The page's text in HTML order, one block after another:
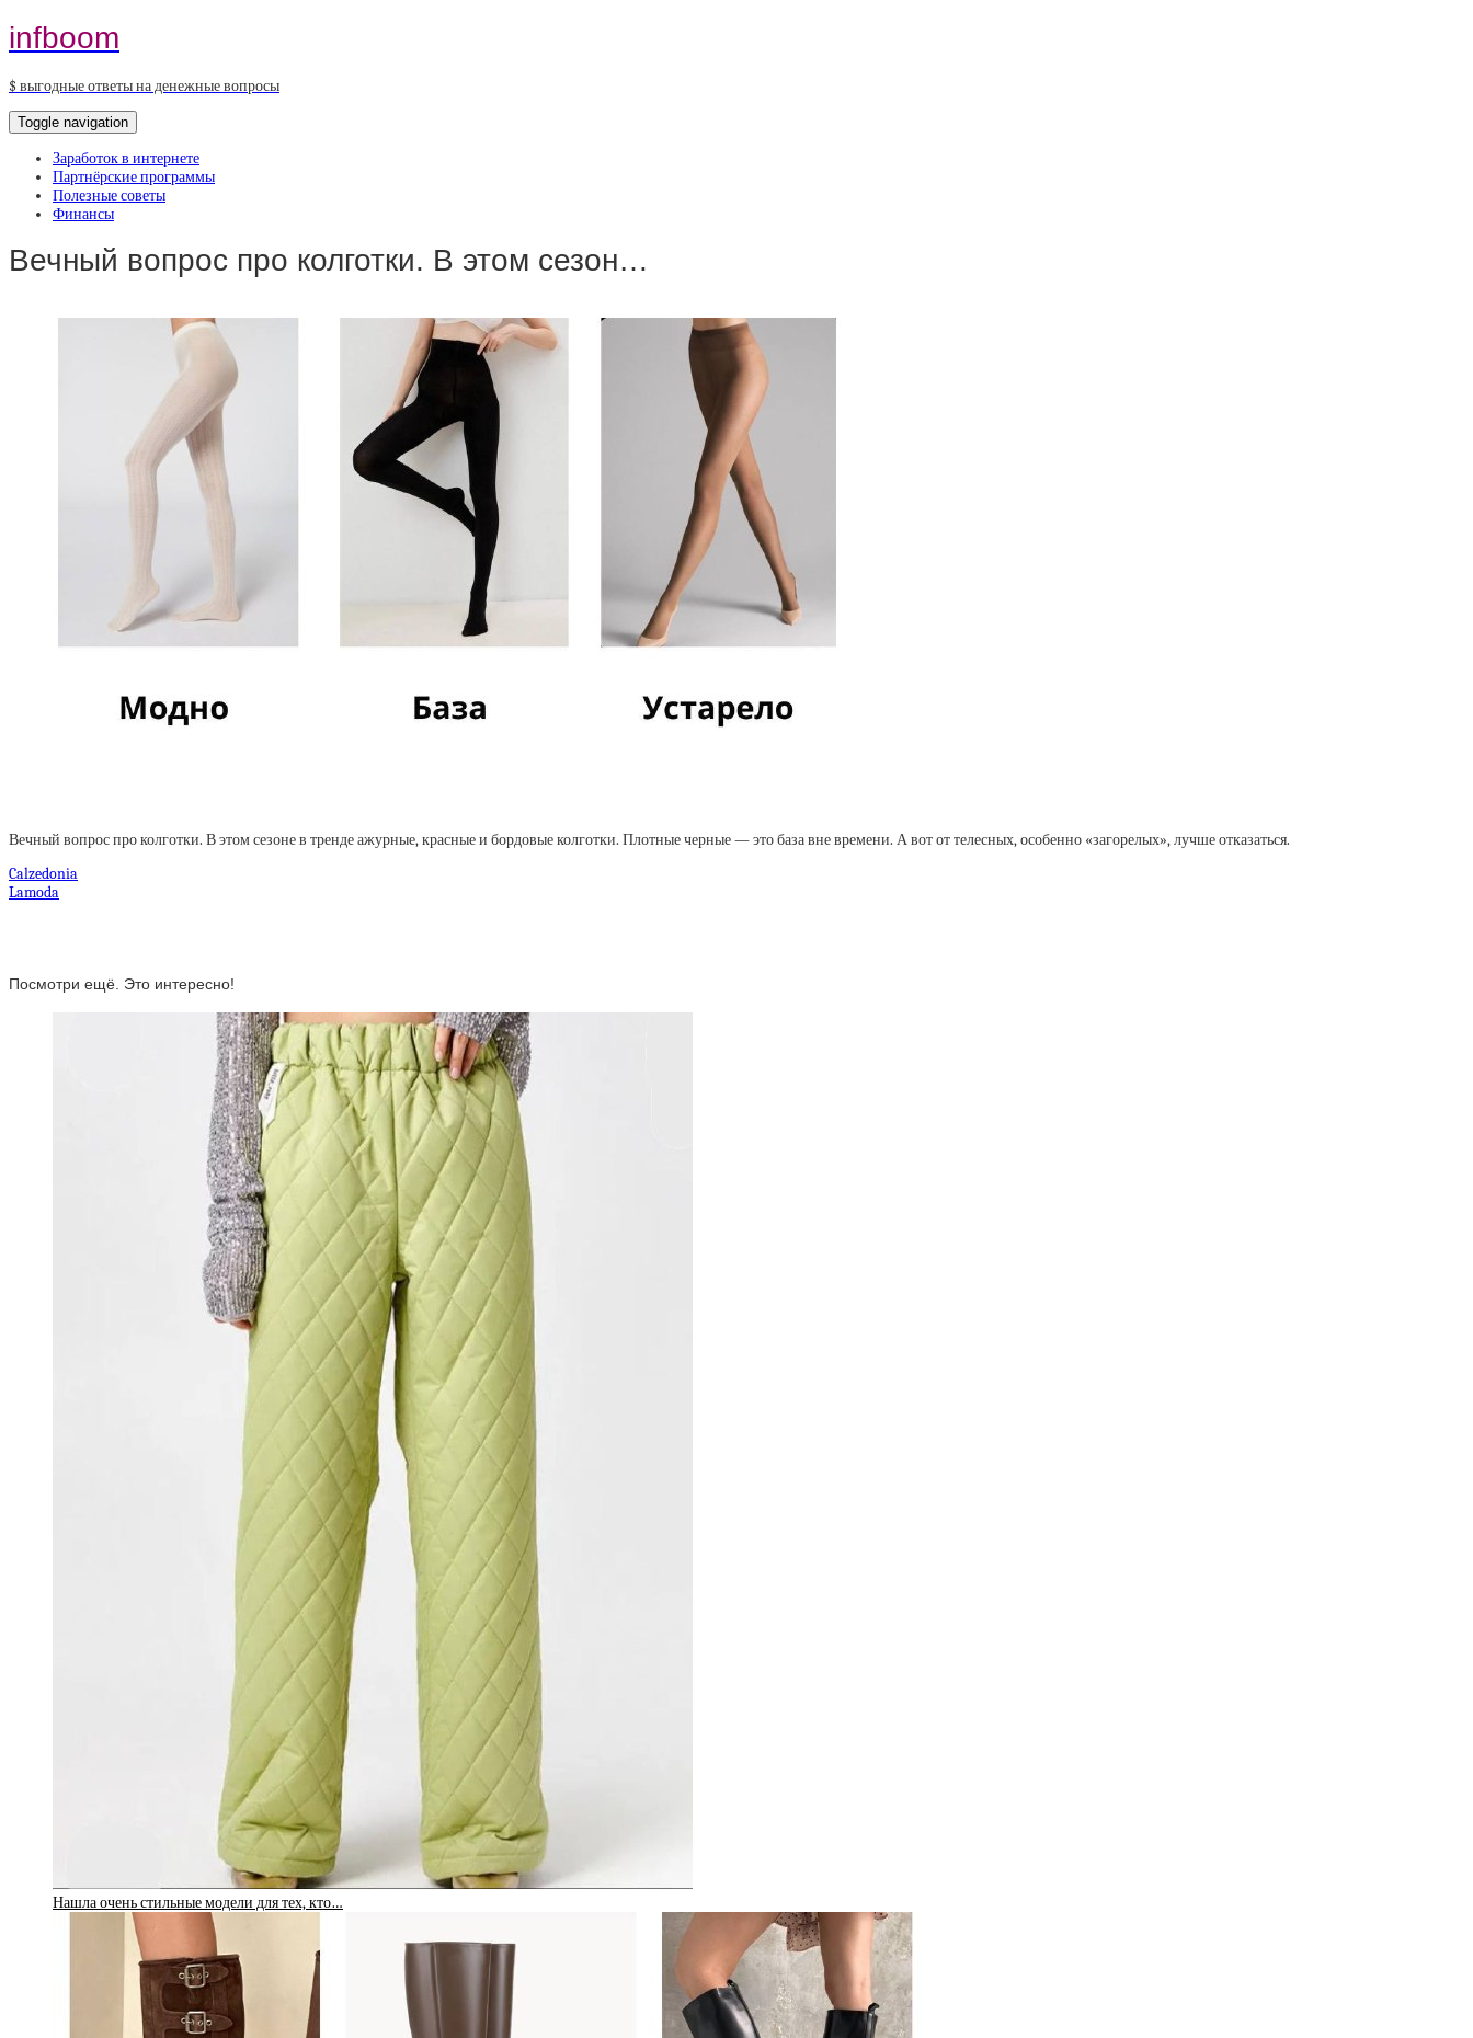
infboom
$ выгодные ответы на денежные вопросы
Toggle navigation
Заработок в интернете
Партнёрские программы
Полезные советы
Финансы
Вечный вопрос про колготки. В этом сезон…
Вечный вопрос про колготки. В этом сезоне в тренде ажурные, красные и бордовые колготки. Плотные черные — это база вне времени. А вот от телесных, особенно «загорелых», лучше отказаться.
Calzedonia
Lamoda
Посмотри ещё. Это интересно!
Нашла очень стильные модели для тех, кто…